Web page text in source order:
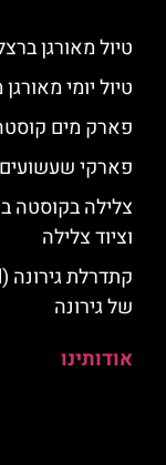
טיול מאורגן
טיול יומי
פארק מים
פארקי
צלילה בקוסטה
וציוד צלילה
של גירונה
אודותינו